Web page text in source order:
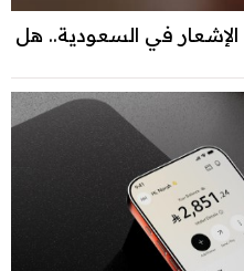
الإشعار في السعودية.. هل